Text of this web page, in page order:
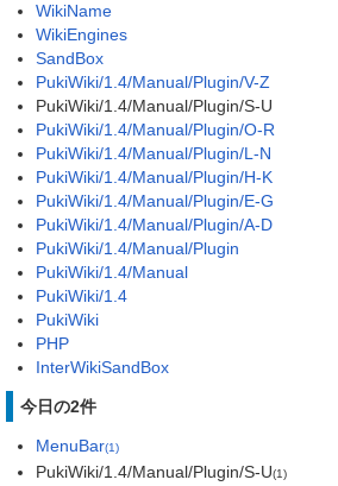
WikiName
WikiEngines
SandBox
PukiWiki/1.4/Manual/Plugin/V-Z
PukiWiki/1.4/Manual/Plugin/S-U
PukiWiki/1.4/Manual/Plugin/O-R
PukiWiki/1.4/Manual/Plugin/L-N
PukiWiki/1.4/Manual/Plugin/H-K
PukiWiki/1.4/Manual/Plugin/E-G
PukiWiki/1.4/Manual/Plugin/A-D
PukiWiki/1.4/Manual/Plugin
PukiWiki/1.4/Manual
PukiWiki/1.4
PukiWiki
PHP
InterWikiSandBox
今日の2件
MenuBar(1)
PukiWiki/1.4/Manual/Plugin/S-U(1)